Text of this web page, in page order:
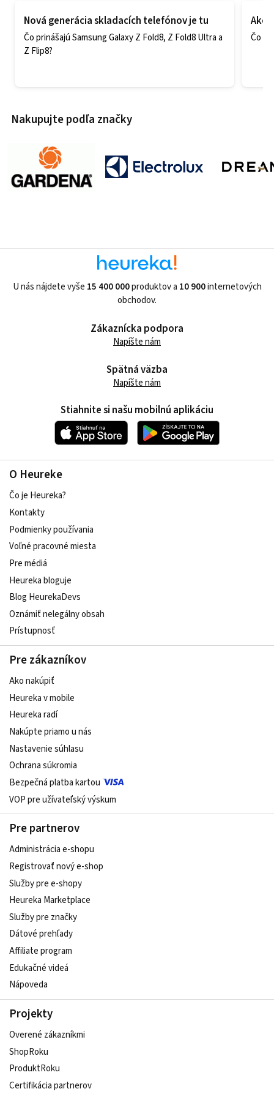
Nová generácia skladacích telefónov je tu
Čo prinášajú Samsung Galaxy Z Fold8, Z Fold8 Ultra a
Z Flip8?
Ako
Čo
Nakupujte podľa značky
U nás nájdete vyše 15 400 000produktov a 10 900internetových
obchodov.
O Heureke
Čo je Heureka?
Kontakty
Podmienky používania
Voľné pracovné miesta
Pre médiá
Heureka bloguje
Blog HeurekaDevs
Oznámiť nelegálny obsah
Prístupnosť
Pre zákazníkov
Ako nakúpiť
Heureka v mobile
Heureka radí
Nakúpte priamo u nás
Nastavenie súhlasu
Ochrana súkromia
Bezpečná platba kartou
VOP pre užívateľský výskum
Pre partnerov
Administrácia e-shopu
Registrovať nový e-shop
Služby pre e‑shopy
Heureka Marketplace
Služby pre značky
Dátové prehľady
Affiliate program
Edukačné videá
Nápoveda
Projekty
Overené zákazníkmi
ShopRoku
ProduktRoku
Certifikácia partnerov
Zákaznícka podpora
Napíšte nám
Spätná väzba
Napíšte nám
Stiahnite si našu mobilnú aplikáciu